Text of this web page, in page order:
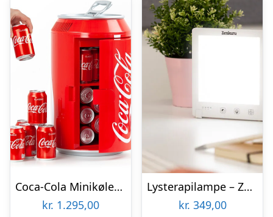
Coca-Cola Minikøleskab
kr. 1.295,00
Lysterapilampe – Zenkuru
kr. 349,00